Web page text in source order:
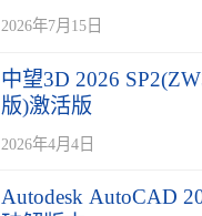
2026年7月15日
中望3D 2026
版)激活版
2026年4月4日
Autodesk AutoCAD